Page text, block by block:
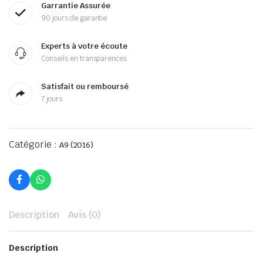
Garrantie Assurée
90 jours de garantie
Experts à votre écoute
Conseils en transparences
Satisfait ou remboursé
7 jours
Catégorie : A9 (2016)
Description Avis (0)
Description